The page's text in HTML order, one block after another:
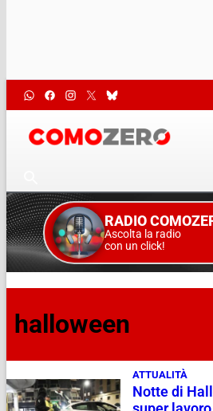
RADIO
Ascolta la radio
con un click!
halloween
ATTUALITÀ
Notte di